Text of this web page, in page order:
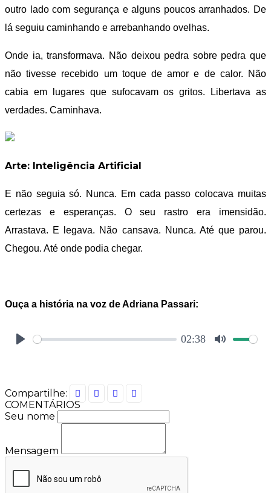
outro lado com segurança e alguns poucos arranhados. De
lá seguiu caminhando e arrebanhando ovelhas.
Onde ia, transformava. Não deixou pedra sobre pedra que
não tivesse recebido um toque de amor e de calor. Não
cabia em lugares que sufocavam os gritos. Libertava as
verdades. Caminhava.
Arte: Inteligência Artificial
E não seguia só. Nunca. Em cada passo colocava muitas
certezas e esperanças. O seu rastro era imensidão.
Arrastava. E legava. Não cansava. Nunca. Até que parou.
Chegou. Até onde podia chegar.
Ouça a história na voz de Adriana Passari:
Compartilhe:
COMENTÁRIOS
Seu nome
Mensagem